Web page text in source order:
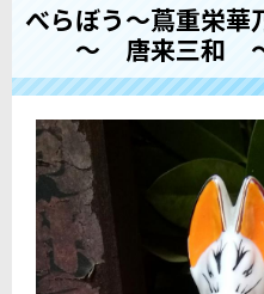
べらぼう～蔦重栄
～ 唐来三和